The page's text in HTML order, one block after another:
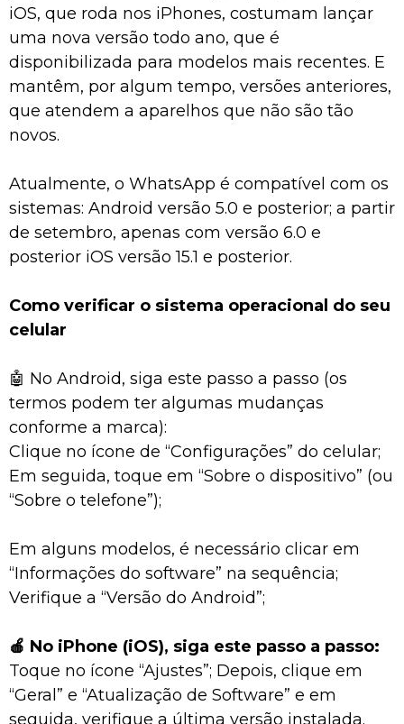
iOS, que roda nos iPhones, costumam lançar
uma nova versão todo ano, que é
disponibilizada para modelos mais recentes. E
mantêm, por algum tempo, versões anteriores,
que atendem a aparelhos que não são tão
novos.
Atualmente, o WhatsApp é compatível com os
sistemas: Android versão 5.0 e posterior; a partir
de setembro, apenas com versão 6.0 e
posterior iOS versão 15.1 e posterior.
Como verificar o sistema operacional do seu
celular
🤖 No Android, siga este passo a passo (os
termos podem ter algumas mudanças
conforme a marca):
Clique no ícone de “Configurações” do celular;
Em seguida, toque em “Sobre o dispositivo” (ou
“Sobre o telefone”);
Em alguns modelos, é necessário clicar em
“Informações do software” na sequência;
Verifique a “Versão do Android”;
🍎 No iPhone (iOS), siga este passo a passo:
Toque no ícone “Ajustes”; Depois, clique em
“Geral” e “Atualização de Software” e em
seguida, verifique a última versão instalada.